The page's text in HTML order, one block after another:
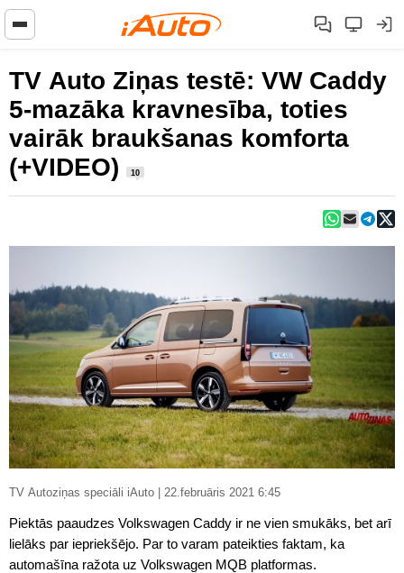
TV Auto Ziņas testē: VW Caddy
5-mazāka kravnesība, toties
vairāk braukšanas komforta
(+VIDEO)
10
TV Autoziņas speciāli iAuto | 22.februāris 2021 6:45
Piektās paaudzes Volkswagen Caddy ir ne vien smukāks, bet arī
lielāks par iepriekšējo. Par to varam pateikties faktam, ka
automašīna ražota uz Volkswagen MQB platformas.